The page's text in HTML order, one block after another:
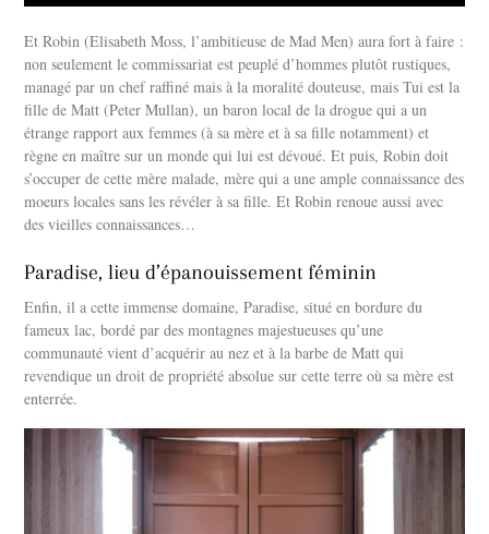
Et Robin (Elisabeth Moss, l’ambitieuse de Mad Men) aura fort à faire :
non seulement le commissariat est peuplé d’hommes plutôt rustiques,
managé par un chef raffiné mais à la moralité douteuse, mais Tui est la
fille de Matt (Peter Mullan), un baron local de la drogue qui a un
étrange rapport aux femmes (à sa mère et à sa fille notamment) et
règne en maître sur un monde qui lui est dévoué. Et puis, Robin doit
s’occuper de cette mère malade, mère qui a une ample connaissance des
moeurs locales sans les révéler à sa fille. Et Robin renoue aussi avec
des vieilles connaissances…
Paradise, lieu d’épanouissement féminin
Enfin, il a cette immense domaine, Paradise, situé en bordure du
fameux lac, bordé par des montagnes majestueuses qu’une
communauté vient d’acquérir au nez et à la barbe de Matt qui
revendique un droit de propriété absolue sur cette terre où sa mère est
enterrée.